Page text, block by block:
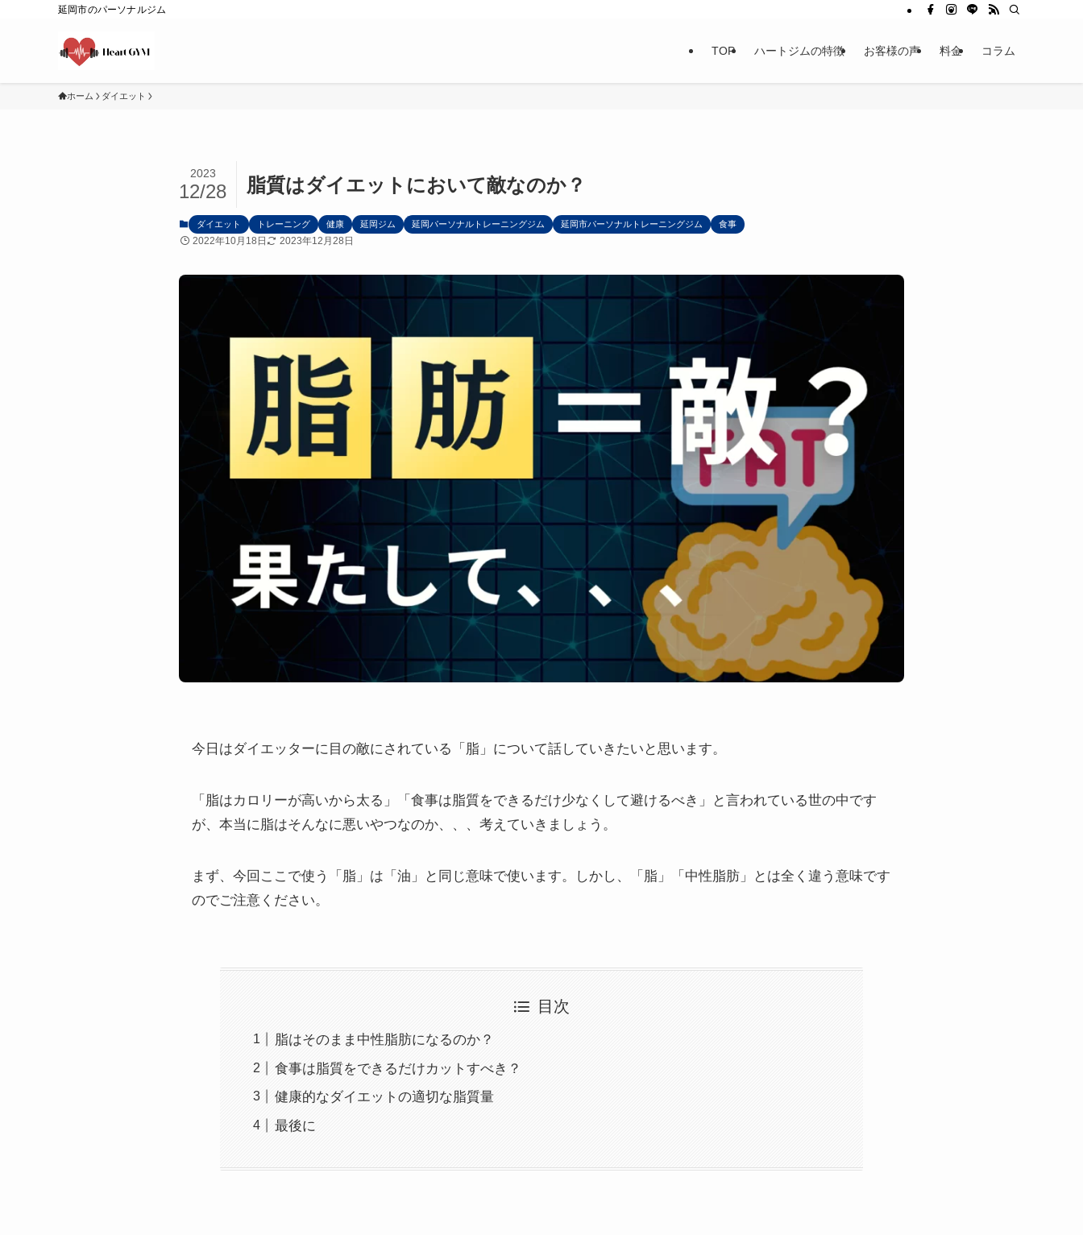
延岡市のパーソナルジム
TOP ハートジムの特徴 お客様の声 料金 コラム
ホーム ダイエット
脂質はダイエットにおいて敵なのか？
2023
12/28
ダイエット トレーニング 健康 延岡ジム 延岡パーソナルトレーニングジム 延岡市パーソナルトレーニングジム 食事
2022年10月18日 2023年12月28日
今日はダイエッターに目の敵にされている「脂」について話していきたいと思います。
「脂はカロリーが高いから太る」「食事は脂質をできるだけ少なくして避けるべき」と言われている世の中です
が、本当に脂はそんなに悪いやつなのか、、、考えていきましょう。
まず、今回ここで使う「脂」は「油」と同じ意味で使います。しかし、「脂」「中性脂肪」とは全く違う意味です
のでご注意ください。
目次
脂はそのまま中性脂肪になるのか？
食事は脂質をできるだけカットすべき？
健康的なダイエットの適切な脂質量
最後に